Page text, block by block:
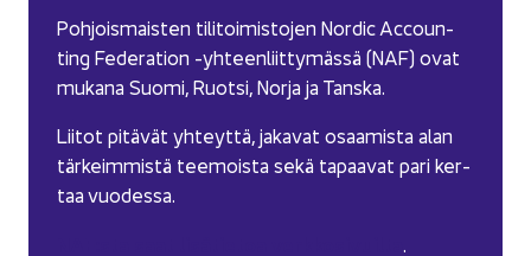
Poh­jois­mais­ten ti­li­toi­mis­to­jen Nor­dic Accoun­
ting Fe­de­ra­tion -​yhteenliittymässä (NAF) ovat
mu­ka­na Suomi, Ruot­si, Norja ja Tans­ka.
Lii­tot pi­tä­vät yh­teyt­tä, ja­ka­vat osaa­mis­ta alan
tär­keim­mis­tä tee­mois­ta sekä ta­paa­vat pari ker­
taa vuo­des­sa.
.